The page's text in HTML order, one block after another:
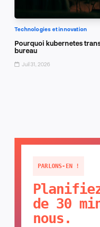
Technologies et innovation
Pourquoi kubernetes
bureau
Juil 31, 2026
PARLONS-EN !
de 30
nous.